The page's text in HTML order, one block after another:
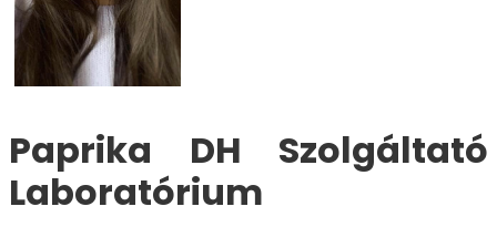
​​​​Paprika DH Szolgáltató
Laboratórium